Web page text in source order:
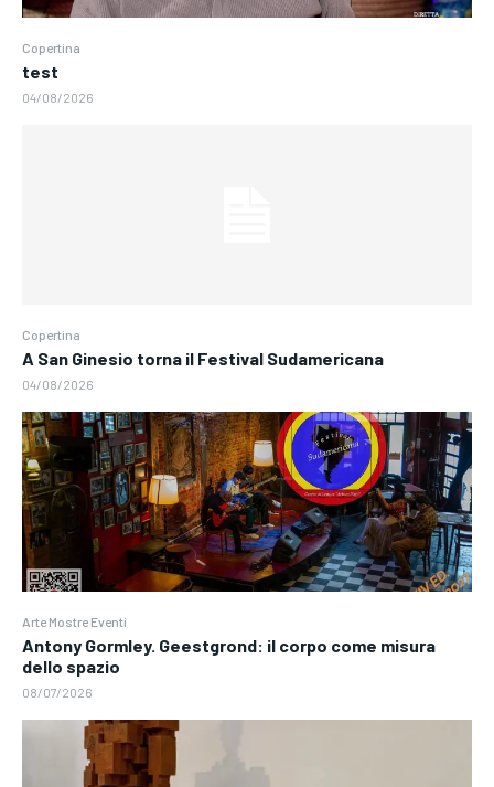
Copertina
test
04/08/2026
Copertina
A San Ginesio torna il Festival Sudamericana
04/08/2026
Arte Mostre Eventi
Antony Gormley. Geestgrond: il corpo come misura
dello spazio
08/07/2026